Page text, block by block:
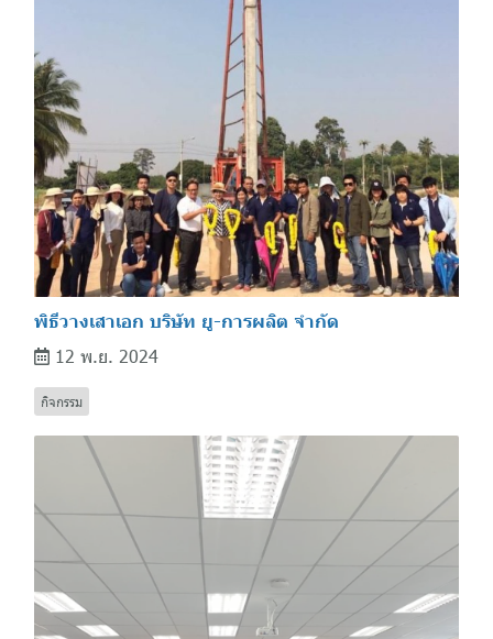
พิธีวางเสาเอก บริษัท ยู-การผลิต จำกัด
12 พ.ย. 2024
กิจกรรม